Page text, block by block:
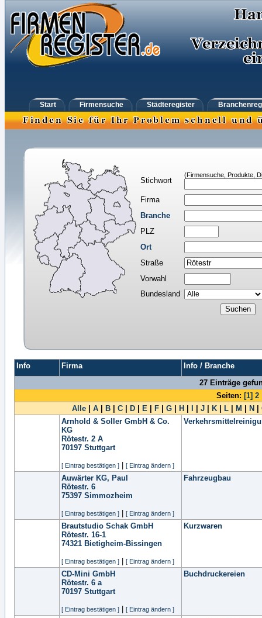
Start Firmensuche Städteregister
Stichwort
(Firmensuche, Produkte,
Firma
Branche
PLZ
Ort
Straße
Vorwahl
Bundesland
Info Firma
Info / Branche
27 Einträge
Seiten: [1] 2
Alle
A B C D E F G H J K L M N
Arnhold & Soller GmbH & Co.
KG
Rötestr. 2 A
70197 Stuttgart
[ Eintrag bestätigen ] [ Eintrag ändern ]
Auwärter KG, Paul
Rötestr. 6
75397 Simmozheim
[ Eintrag bestätigen ] [ Eintrag ändern ]
Fahrzeugbau
Brautstudio Schak GmbH
Rötestr. 16-1
74321 Bietigheim-Bissingen
[ Eintrag bestätigen ] [ Eintrag ändern ]
Kurzwaren
CD-Mini GmbH
Rötestr. 6 a
70197 Stuttgart
[ Eintrag bestätigen ] [ Eintrag ändern ]
Buchdruckereien